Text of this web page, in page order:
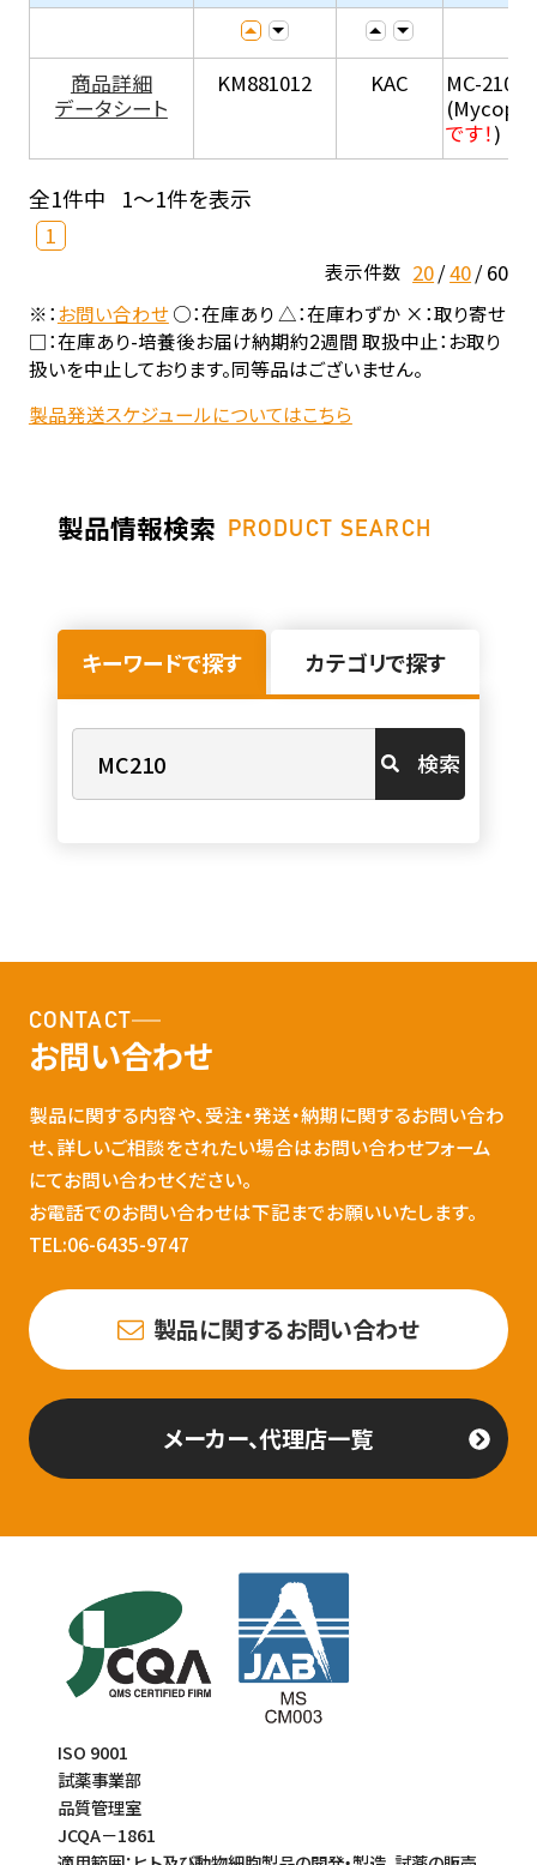
商品詳細
データシート
KM881012 KAC
MC-210 (
です！)
全1件中 1～1件を表示
1
表示件数 20 40 60
※：お問い合わせ○：在庫あり △：在庫わずか ×：取り寄せ
□：在庫あり-培養後お届け納期約2週間 取扱中止：お取り
扱いを中止しております。同等品はございません。
製品発送スケジュールについてはこちら
製品情報検索 PRODUCT SEARCH
キーワードで探す カテゴリで探す
検索
CONTACT
お問い合わせ
製品に関する内容や、受注・発送・納期に関するお問い合わ
せ、詳しいご相談をされたい場合はお問い合わせフォーム
にてお問い合わせください。
お電話でのお問い合わせは下記までお願いいたします。
TEL:06-6435-9747
製品に関するお問い合わせ
メーカー、代理店一覧
ISO 9001
試薬事業部
品質管理室
JCQA－1861